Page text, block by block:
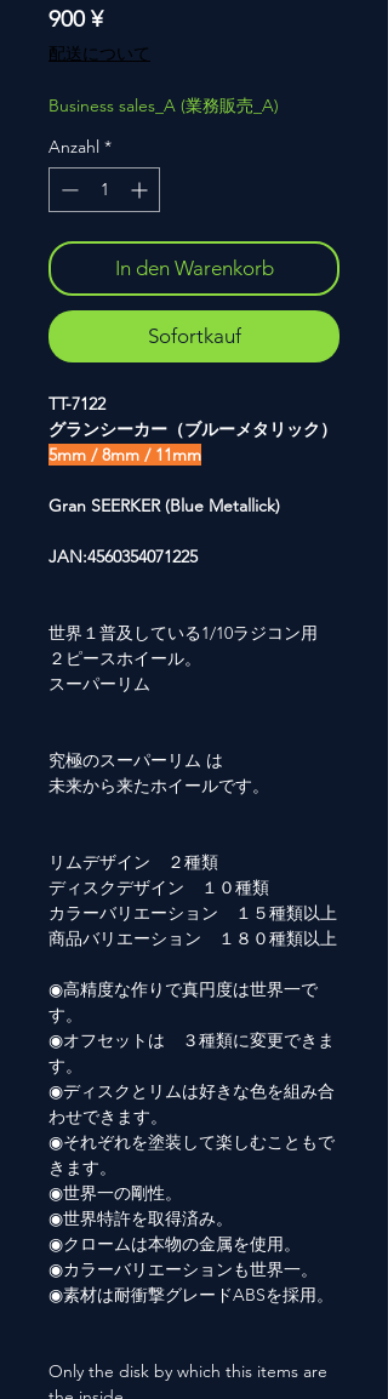
900 ¥Preis
配送について
Business sales_A (業務販売_A)
Anzahl *
In den Warenkorb
Sofortkauf
TT-7122
グランシーカー（ブルーメタリック）
5mm / 8mm / 11mm
Gran SEERKER (Blue Metallick)
JAN:4560354071225
世界１普及している1/10ラジコン用
２ピースホイール。
スーパーリム
究極のスーパーリム は
未来から来たホイールです。
リムデザイン ２種類
ディスクデザイン １０種類
カラーバリエーション １５種類以上
商品バリエーション １８０種類以上
◉高精度な作りで真円度は世界一で
す。
◉オフセットは ３種類に変更できま
す。
◉ディスクとリムは好きな色を組み合
わせできます。
◉それぞれを塗装して楽しむこともで
きます。
◉世界一の剛性。
◉世界特許を取得済み。
◉クロームは本物の金属を使用。
◉カラーバリエーションも世界一。
◉素材は耐衝撃グレードABSを採用。
Only the disk by which this items are